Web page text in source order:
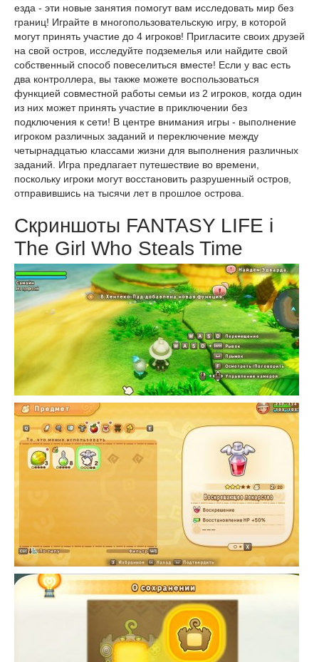
езда - эти новые занятия помогут вам исследовать мир без
границ! Играйте в многопользовательскую игру, в которой
могут принять участие до 4 игроков! Пригласите своих друзей
на свой остров, исследуйте подземелья или найдите свой
собственный способ повеселиться вместе! Если у вас есть
два контроллера, вы также можете воспользоваться
функцией совместной работы семьи из 2 игроков, когда один
из них может принять участие в приключении без
подключения к сети! В центре внимания игры - выполнение
игроком различных заданий и переключение между
четырнадцатью классами жизни для выполнения различных
заданий. Игра предлагает путешествие во времени,
поскольку игроки могут восстановить разрушенный остров,
отправившись на тысячи лет в прошлое острова.
Скриншоты FANTASY LIFE i
The Girl Who Steals Time